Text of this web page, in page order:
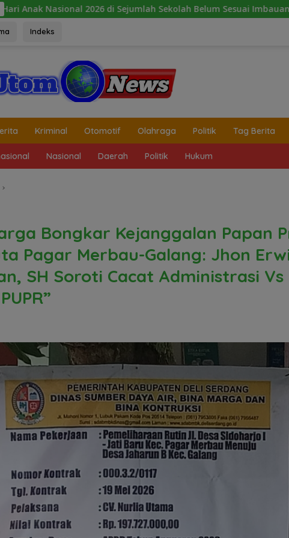
Sejumlah Sekolah Belum Sesuai Imbauan Kemendikdasmen
Indeks
Kriminal Otomotif Olahraga Politik Tag Berita
Nasional Daerah Politik Hukum
Bongkar Kejanggalan Papan
Pagar Merbau-Galang: Jhon
SH Soroti Cacat Administrasi Vs